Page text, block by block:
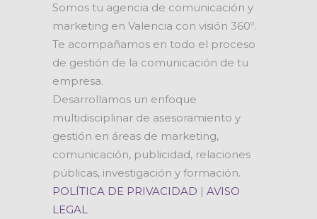
Somos tu agencia de comunicación y
marketing en Valencia con visión 360º.
Te acompañamos en todo el proceso
de gestión de la comunicación de tu
empresa.
Desarrollamos un enfoque
multidisciplinar de asesoramiento y
gestión en áreas de marketing,
comunicación, publicidad, relaciones
públicas, investigación y formación.
POLÍTICA DE PRIVACIDAD | AVISO
LEGAL